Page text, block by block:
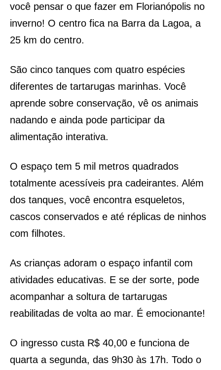
você pensar o que fazer em Florianópolis no
inverno! O centro fica na Barra da Lagoa, a
25 km do centro.
São cinco tanques com quatro espécies
diferentes de tartarugas marinhas. Você
aprende sobre conservação, vê os animais
nadando e ainda pode participar da
alimentação interativa.
O espaço tem 5 mil metros quadrados
totalmente acessíveis pra cadeirantes. Além
dos tanques, você encontra esqueletos,
cascos conservados e até réplicas de ninhos
com filhotes.
As crianças adoram o espaço infantil com
atividades educativas. E se der sorte, pode
acompanhar a soltura de tartarugas
reabilitadas de volta ao mar. É emocionante!
O ingresso custa R$ 40,00 e funciona de
quarta a segunda, das 9h30 às 17h. Todo o